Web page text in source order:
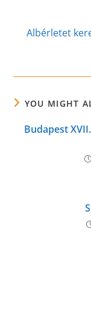
more
articles
Albérletet
YOU MIGHT
Budapest